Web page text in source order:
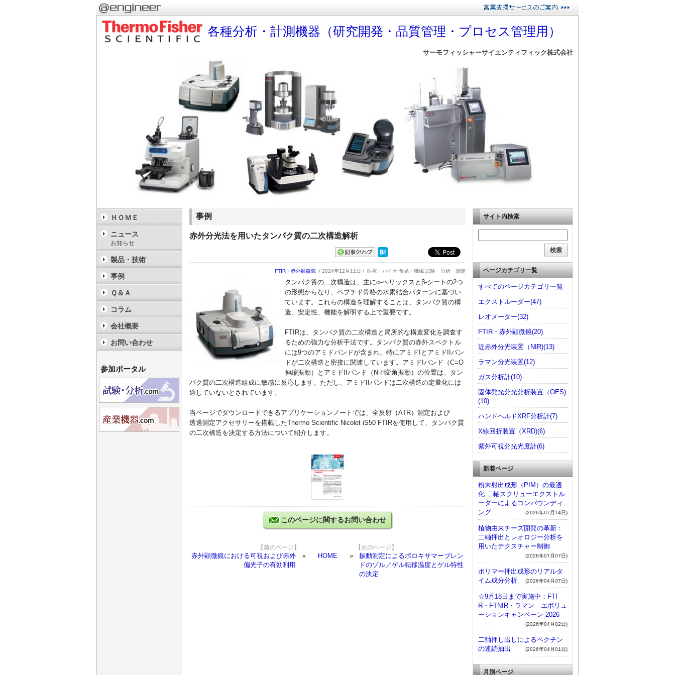
各種分析・計測機器（研究開発・品質管理・プロセス管理用）
サーモフィッシャーサイエンティフィック株式会社
事例
赤外分光法を用いたタンパク質の二次構造解析
FTIR・赤外顕微鏡 / 2024年12月11日 / 医療・バイオ 食品・機械 試験・分析・測定
タンパク質の二次構造は、主にα-ヘリックスとβ-シートの2つ
の形態からなり、ペプチド骨格の水素結合パターンに基づい
ています。これらの構造を理解することは、タンパク質の構
造、安定性、機能を解明する上で重要です。
FTIRは、タンパク質の二次構造と局所的な構造変化を調査す
るための強力な分析手法です。タンパク質の赤外スペクトル
には9つのアミドバンドが含まれ、特にアミドIとアミドIIバン
ドが二次構造と密接に関連しています。 アミドIバンド（C=O
伸縮振動）とアミドIIバンド（N-H変角振動）の位置は、タン
パク質の二次構造組成に敏感に反応します。ただし、アミドIIバンドは二次構造の定量化には
適していないとされています。
当ページでダウンロードできるアプリケーションノートでは、全反射（ATR）測定および
透過測定アクセサリーを搭載したThermo Scientific Nicolet iS50 FTIRを使用して、タンパク質
の二次構造を決定する方法について紹介します。
このページに関するお問い合わせ
【前のページ】
赤外顕微鏡における可視および赤外
偏光子の有効利用
HOME
【次のページ】
振動測定によるポロキサマーブレン
ドのゾル／ゲル転移温度とゲル特性
の決定
ＨＯＭＥ
ニュース
お知らせ
製品・技術
事例
Ｑ＆Ａ
コラム
会社概要
お問い合わせ
参加ポータル
サイト内検索
ページカテゴリ一覧
すべてのページカテゴリ一覧
エクストルーダー(47)
レオメーター(32)
FTIR・赤外顕微鏡(20)
近赤外分光装置（NIR)(13)
ラマン分光装置(12)
ガス分析計(10)
固体発光分光分析装置（OES)
(10)
ハンドヘルドXRF分析計(7)
X線回折装置（XRD)(6)
紫外可視分光光度計(6)
新着ページ
粉末射出成形（PIM）の最適
化 二軸スクリューエクストル
ーダーによるコンパウンディ
ング
(2026年07月14日)
植物由来チーズ開発の革新：
二軸押出とレオロジー分析を
用いたテクスチャー制御
(2026年07月07日)
ポリマー押出成形のリアルタ
イム成分分析
(2026年04月07日)
☆9月18日まで実施中：FTI
R・FTNIR・ラマン エボリュ
ーションキャンペーン 2026
(2026年04月02日)
二軸押し出しによるペクチン
の連続抽出
(2026年04月01日)
月別ページ